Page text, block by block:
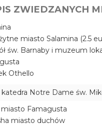
ZWIEDZANYCH
miasto Salamina (2.5
św. Barnaby i muzeum
Othello
katedra Notre Dame św.
Famagusta
miasto duchów